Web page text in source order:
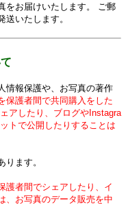
をお届けいたします。 ご郵
いたします。
情報保護や、お写真の著作
保護者間で共同購入をした
アしたり、ブログやInstagra
トで公開したりすることは
ます。
護者間でシェアしたり、イ
、お写真のデータ販売を中